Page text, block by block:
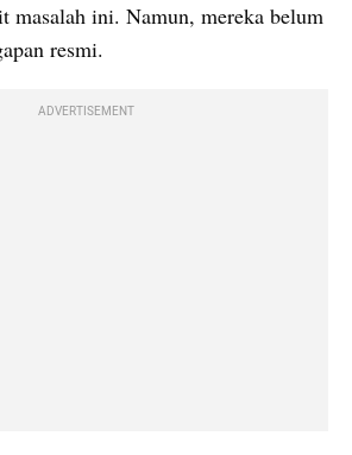
masalah ini. Namun, mereka belum
resmi.
ADVERTISEMENT